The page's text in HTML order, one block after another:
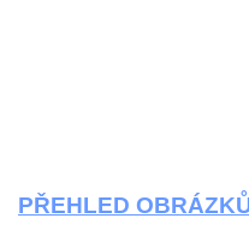
PŘEHLED